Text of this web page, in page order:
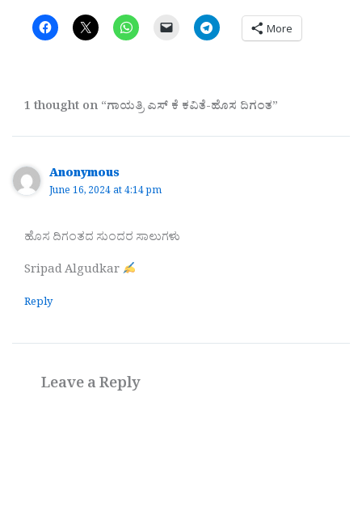
More
1 thought on “ಗಾಯತ್ರಿ ಎಸ್ ಕೆ ಕವಿತೆ-ಹೊಸ ದಿಗಂತ”
Anonymous
June 16, 2024 at 4:14 pm
ಹೊಸ ದಿಗಂತದ ಸುಂದರ ಸಾಲುಗಳು
Sripad Algudkar
Reply
Leave a Reply